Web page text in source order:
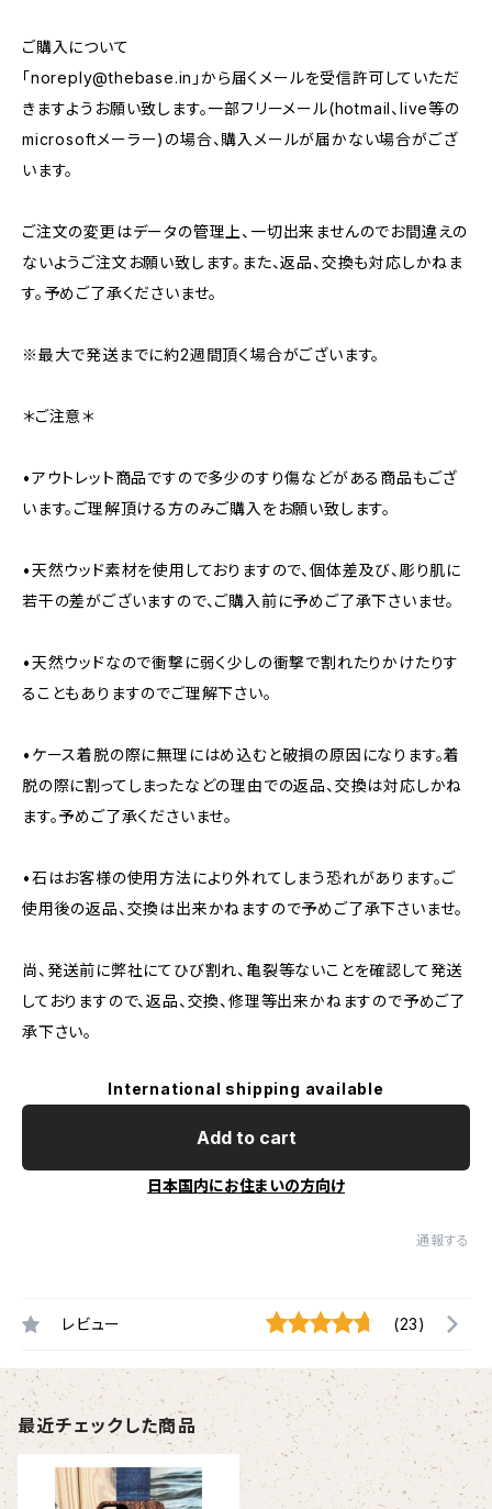
ご購入について
「noreply@thebase.in 」から届くメールを受信許可していただ
きますようお願い致します。一部フリーメール(hotmail、live等の
microsoftメーラー)の場合、購入メールが届かない場合がござ
います。
ご注文の変更はデータの管理上、一切出来ませんのでお間違えの
ないようご注文お願い致します。また、返品、交換も対応しかねま
す。予めご了承くださいませ。
※最大で発送までに約2週間頂く場合がございます。
＊ご注意＊
•アウトレット商品ですので多少のすり傷などがある商品もござ
います。ご理解頂ける方のみご購入をお願い致します。
•天然ウッド素材を使用しておりますので、個体差及び、彫り肌に
若干の差がございますので、ご購入前に予めご了承下さいませ。
•天然ウッドなので衝撃に弱く少しの衝撃で割れたりかけたりす
ることもありますのでご理解下さい。
•ケース着脱の際に無理にはめ込むと破損の原因になります。着
脱の際に割ってしまったなどの理由での返品、交換は対応しかね
ます。予めご了承くださいませ。
•石はお客様の使用方法により外れてしまう恐れがあります。ご
使用後の返品、交換は出来かねますので予めご了承下さいませ。
尚、発送前に弊社にてひび割れ、亀裂等ないことを確認して発送
しておりますので、返品、交換、修理等出来かねますので予めご了
承下さい。
International shipping available
Add to cart
日本国内にお住まいの方向け
通報する
レビュー (23)
最近チェックした商品